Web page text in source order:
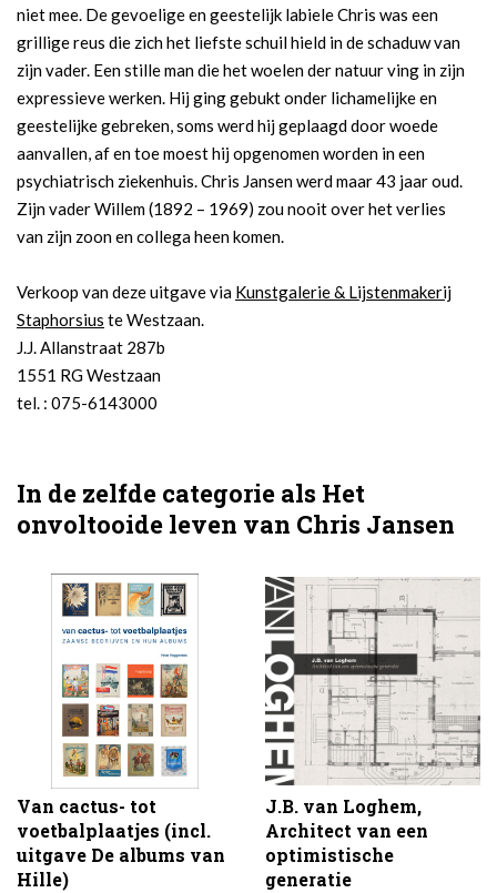
niet mee. De gevoelige en geestelijk labiele Chris was een
grillige reus die zich het liefste schuil hield in de schaduw van
zijn vader. Een stille man die het woelen der natuur ving in zijn
expressieve werken. Hij ging gebukt onder lichamelijke en
geestelijke gebreken, soms werd hij geplaagd door woede
aanvallen, af en toe moest hij opgenomen worden in een
psychiatrisch ziekenhuis. Chris Jansen werd maar 43 jaar oud.
Zijn vader Willem (1892 – 1969) zou nooit over het verlies
van zijn zoon en collega heen komen.
Verkoop van deze uitgave via Kunstgalerie & Lijstenmakerij
Staphorsius te Westzaan.
J.J. Allanstraat 287b
1551 RG Westzaan
tel. : 075-6143000
In de zelfde categorie als Het
onvoltooide leven van Chris Jansen
Van cactus- tot
voetbalplaatjes (incl.
uitgave De albums van
Hille)
J.B. van Loghem,
Architect van een
optimistische
generatie